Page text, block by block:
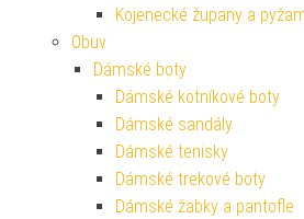
Kojenecké župany a
Obuv
Dámské boty
Dámské kotníkové boty
Dámské sandály
Dámské tenisky
Dámské trekové boty
Dámské žabky a pantofle